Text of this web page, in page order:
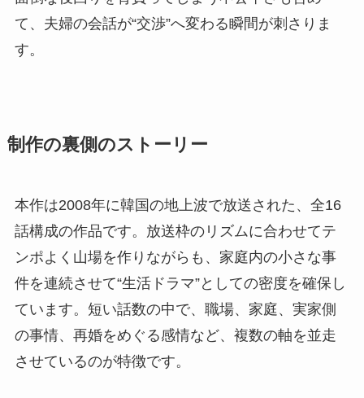
て、夫婦の会話が“交渉”へ変わる瞬間が刺さりま
す。
制作の裏側のストーリー
本作は2008年に韓国の地上波で放送された、全16
話構成の作品です。放送枠のリズムに合わせてテ
ンポよく山場を作りながらも、家庭内の小さな事
件を連続させて“生活ドラマ”としての密度を確保し
ています。短い話数の中で、職場、家庭、実家側
の事情、再婚をめぐる感情など、複数の軸を並走
させているのが特徴です。